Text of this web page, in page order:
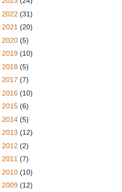
2022 (31)
2021 (20)
2020 (5)
2019 (10)
2018 (5)
2017 (7)
2016 (10)
2015 (6)
2014 (5)
2013 (12)
2012 (2)
2011 (7)
2010 (10)
2009 (12)